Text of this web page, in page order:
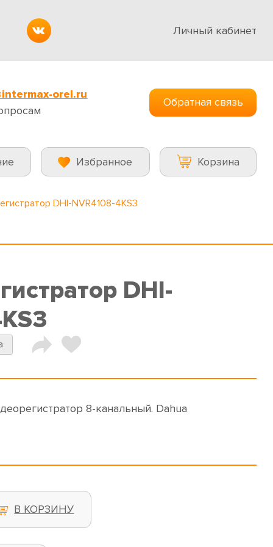
Личный кабинет
orel.ru
Обратная связь
Избранное Корзина
DHI-NVR4108-4KS3
DHI-
8-канальный. Dahua
В КОРЗИНУ